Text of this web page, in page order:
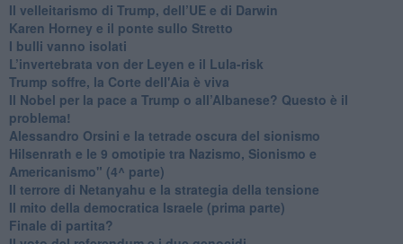
Il velleitarismo di Trump, dell’UE e di Darwin
​Karen Horney e il ponte sullo Stretto
​I bulli vanno isolati
L’invertebrata von der Leyen e il Lula-risk
Trump soffre, la Corte dell'Aia è viva
​Il Nobel per la pace a Trump o all’Albanese? Questo è il
problema!
​Alessandro Orsini e la tetrade oscura del sionismo
​Hilsenrath e le 9 omotipie tra Nazismo, Sionismo e
Americanismo" (4^ parte)
​Il terrore di Netanyahu e la strategia della tensione
Il mito della democratica Israele (prima parte)
​Finale di partita?